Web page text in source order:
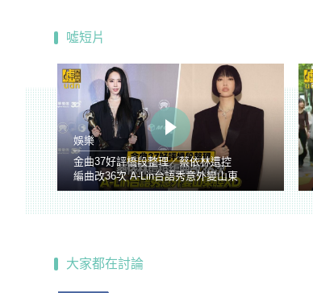
噓短片
娛樂
金曲37好評橋段整理／蔡依林遭控
編曲改36次 A-Lin台語秀意外變山東
腔
大家都在討論